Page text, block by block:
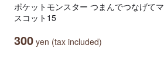
ポケットモンスター つまんでつなげてマ
スコット15
300 yen (tax included)